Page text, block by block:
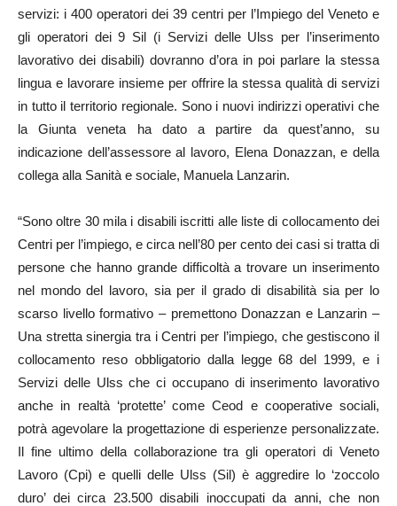
servizi: i 400 operatori dei 39 centri per l’Impiego del Veneto e
gli operatori dei 9 Sil (i Servizi delle Ulss per l’inserimento
lavorativo dei disabili) dovranno d’ora in poi parlare la stessa
lingua e lavorare insieme per offrire la stessa qualità di servizi
in tutto il territorio regionale. Sono i nuovi indirizzi operativi che
la Giunta veneta ha dato a partire da quest’anno, su
indicazione dell’assessore al lavoro, Elena Donazzan, e della
collega alla Sanità e sociale, Manuela Lanzarin.
“Sono oltre 30 mila i disabili iscritti alle liste di collocamento dei
Centri per l’impiego, e circa nell’80 per cento dei casi si tratta di
persone che hanno grande difficoltà a trovare un inserimento
nel mondo del lavoro, sia per il grado di disabilità sia per lo
scarso livello formativo – premettono Donazzan e Lanzarin –
Una stretta sinergia tra i Centri per l’impiego, che gestiscono il
collocamento reso obbligatorio dalla legge 68 del 1999, e i
Servizi delle Ulss che ci occupano di inserimento lavorativo
anche in realtà ‘protette’ come Ceod e cooperative sociali,
potrà agevolare la progettazione di esperienze personalizzate.
Il fine ultimo della collaborazione tra gli operatori di Veneto
Lavoro (Cpi) e quelli delle Ulss (Sil) è aggredire lo ‘zoccolo
duro’ dei circa 23.500 disabili inoccupati da anni, che non